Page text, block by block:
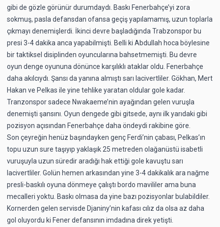
gibi de gözle görünür durumdaydı. Baskı Fenerbahçe’yi zora
sokmuş, pasla defansdan ofansa geçiş yapılamamış, uzun toplarla
çıkmayı denemişlerdi. İkinci devre başladığında Trabzonspor bu
presi 3-4 dakika anca yapabilmişti. Belli ki Abdullah hoca böylesine
bir taktiksel disiplinden oyuncularına bahsetmemişti. Bu devre
oyun denge oyununa dönünce karşılıklı ataklar oldu. Fenerbahçe
daha akılcıydı. Şansı da yanına almıştı sarı lacivertliler. Gökhan, Mert
Hakan ve Pelkas ile yine tehlike yaratan oldular gole kadar.
Tranzonspor sadece Nwakaeme’nin ayağından gelen vuruşla
denemişti şansını. Oyun dengede gibi gitsede, aynı ilk yarıdaki gibi
pozisyon açısından Fenerbahçe daha öndeydi rakibine göre.
Son çeyreğin henüz başındayken genç Ferdi’nin çabası, Pelkas’ın
topu uzun sure taşıyıp yaklaşık 25 metreden olağanüstü isabetli
vuruşuyla uzun süredir aradığı hak ettiği gole kavuştu sarı
lacivertliler. Golün hemen arkasından yine 3-4 dakikalık ara nağme
presli-baskılı oyuna dönmeye çalıştı bordo mavililer ama buna
mecalleri yoktu. Baskı olmasa da yine bazı pozisyonlar bulabildiler.
Kornerden gelen servisde Djaniny’nin kafası cılız da olsa az daha
gol oluyordu ki Fener defansının imdadına direk yetişti.